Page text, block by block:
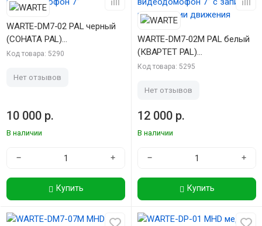
WARTE-DM7-02 PAL черный
(СОНАТА PAL)
видеодомофон 7"
Код товара: 5290
Нет отзывов
10 000 р.
В наличии
− +
Купить
WARTE-DM7-02M PAL белый
(КВАРТЕТ PAL)
видеодомофон 7" c записью
Код товара: 5295
Нет отзывов
12 000 р.
В наличии
− +
Купить